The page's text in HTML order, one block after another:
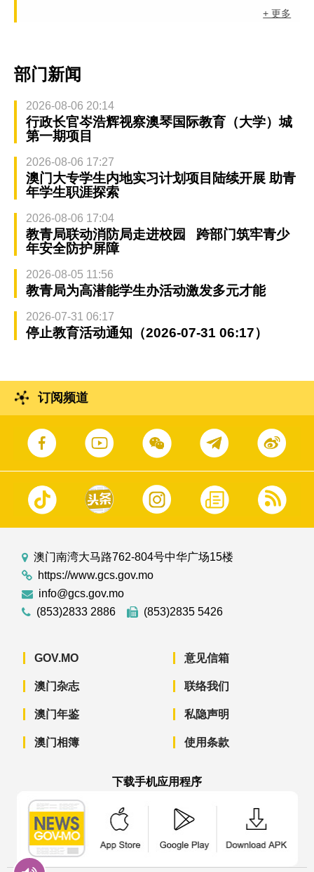
+ 更多
部门新闻
2026-08-06 20:14
行政长官岑浩辉视察澳琴国际教育（大学）城
第一期项目
2026-08-06 17:27
澳门大专学生内地实习计划项目陆续开展 助青
年学生职涯探索
2026-08-06 17:04
教青局联动消防局走进校园 跨部门筑牢青少
年安全防护屏障
2026-08-05 11:56
教青局为高潜能学生办活动激发多元才能
2026-07-31 06:17
停止教育活动通知（2026-07-31 06:17）
订阅频道
澳门南湾大马路762-804号中华广场15楼
https://www.gcs.gov.mo
info@gcs.gov.mo
(853)2833 2886
(853)2835 5426
GOV.MO
澳门杂志
澳门年鉴
澳门相簿
意见信箱
联络我们
私隐声明
使用条款
下载手机应用程序